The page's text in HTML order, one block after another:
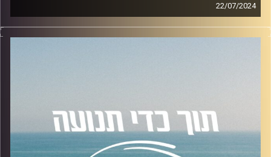
קרדיט תמונות:AudioVersity 22/07/2024
פרק 20 עוסק ב-חשיבה פסיכודינמית בספורט, בו אירחתי את
ד"ר אוהד נחום פסיכולוג קליני ומרצה.
פסיכולוגיות שונות ועוד.
להצטרפות לקבוצת הוואטספ שלנו "קהילת הפודקאסט- תוך